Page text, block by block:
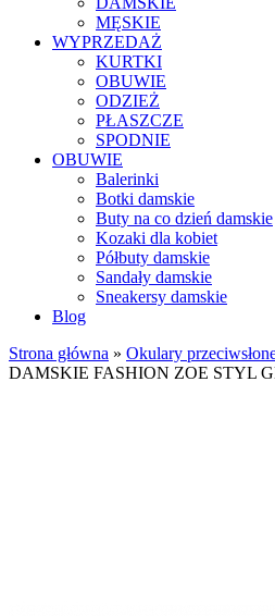
MĘSKIE
WYPRZEDAŻ
KURTKI
OBUWIE
ODZIEŻ
PŁASZCZE
SPODNIE
OBUWIE
Balerinki
Botki damskie
Buty na co dzień damskie
Kozaki dla kobiet
Półbuty damskie
Sandały damskie
Sneakersy damskie
Blog
Strona główna » Okulary
DAMSKIE FASHION ZOE STYL